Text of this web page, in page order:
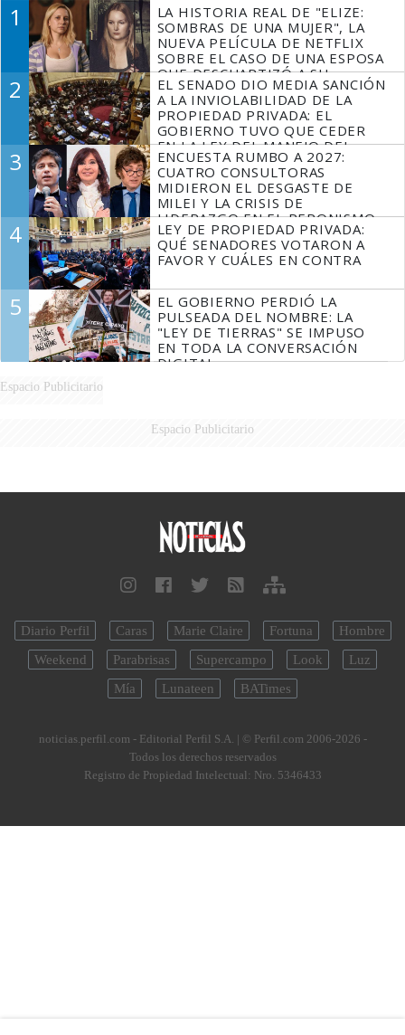
1
LA HISTORIA REAL DE "ELIZE:
SOMBRAS DE UNA MUJER", LA
NUEVA PELÍCULA DE NETFLIX
SOBRE EL CASO DE UNA ESPOSA
QUE DESCUARTIZÓ A SU
MARIDO
2
EL SENADO DIO MEDIA SANCIÓN
A LA INVIOLABILIDAD DE LA
PROPIEDAD PRIVADA: EL
GOBIERNO TUVO QUE CEDER
EN LA LEY DEL MANEJO DEL
FUEGO
3
ENCUESTA RUMBO A 2027:
CUATRO CONSULTORAS
MIDIERON EL DESGASTE DE
MILEI Y LA CRISIS DE
LIDERAZGO EN EL PERONISMO
4
LEY DE PROPIEDAD PRIVADA:
QUÉ SENADORES VOTARON A
FAVOR Y CUÁLES EN CONTRA
5
EL GOBIERNO PERDIÓ LA
PULSEADA DEL NOMBRE: LA
"LEY DE TIERRAS" SE IMPUSO
EN TODA LA CONVERSACIÓN
DIGITAL
Espacio Publicitario
Espacio Publicitario
Diario Perfil Caras Marie Claire Fortuna
Hombre
Weekend
Parabrisas Supercampo Look
Luz
Mía
Lunateen BATimes
noticias.perfil.com - Editorial Perfil S.A. | © Perfil.com 2006-2026 -
Todos los derechos reservados
Registro de Propiedad Intelectual: Nro. 5346433